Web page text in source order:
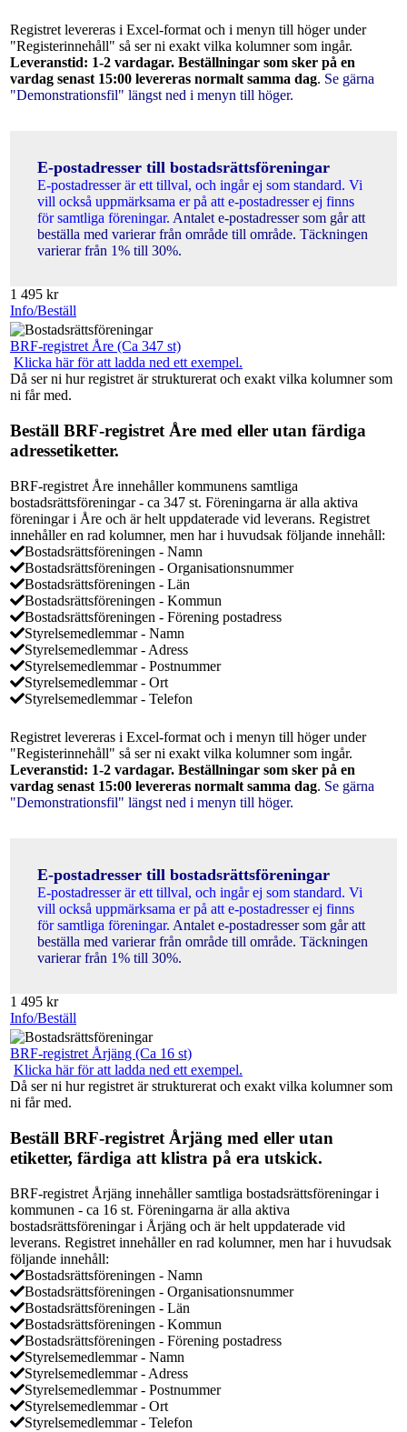
Registret levereras i Excel-format och i menyn till höger under
"Registerinnehåll" så ser ni exakt vilka kolumner som ingår.
Leveranstid: 1-2 vardagar. Beställningar som sker på en
vardag senast 15:00 levereras normalt samma dag. Se gärna
"Demonstrationsfil" längst ned i menyn till höger.
E-postadresser till bostadsrättsföreningar
E-postadresser är ett tillval, och ingår ej som standard. Vi
vill också uppmärksama er på att e-postadresser ej finns
för samtliga föreningar. Antalet e-postadresser som går att
beställa med varierar från område till område. Täckningen
varierar från 1% till 30%.
1 495 kr
Info/Beställ
BRF-registret Åre (Ca 347 st)
Klicka här för att ladda ned ett exempel.
Då ser ni hur registret är strukturerat och exakt vilka kolumner som
ni får med.
Beställ BRF-registret Åre med eller utan färdiga
adressetiketter.
BRF-registret Åre innehåller kommunens samtliga
bostadsrättsföreningar - ca 347 st. Föreningarna är alla aktiva
föreningar i Åre och är helt uppdaterade vid leverans. Registret
innehåller en rad kolumner, men har i huvudsak följande innehåll:
Bostadsrättsföreningen - Namn
Bostadsrättsföreningen - Organisationsnummer
Bostadsrättsföreningen - Län
Bostadsrättsföreningen - Kommun
Bostadsrättsföreningen - Förening postadress
Styrelsemedlemmar - Namn
Styrelsemedlemmar - Adress
Styrelsemedlemmar - Postnummer
Styrelsemedlemmar - Ort
Styrelsemedlemmar - Telefon
Registret levereras i Excel-format och i menyn till höger under
"Registerinnehåll" så ser ni exakt vilka kolumner som ingår.
Leveranstid: 1-2 vardagar. Beställningar som sker på en
vardag senast 15:00 levereras normalt samma dag. Se gärna
"Demonstrationsfil" längst ned i menyn till höger.
E-postadresser till bostadsrättsföreningar
E-postadresser är ett tillval, och ingår ej som standard. Vi
vill också uppmärksama er på att e-postadresser ej finns
för samtliga föreningar. Antalet e-postadresser som går att
beställa med varierar från område till område. Täckningen
varierar från 1% till 30%.
1 495 kr
Info/Beställ
BRF-registret Årjäng (Ca 16 st)
Klicka här för att ladda ned ett exempel.
Då ser ni hur registret är strukturerat och exakt vilka kolumner som
ni får med.
Beställ BRF-registret Årjäng med eller utan
etiketter, färdiga att klistra på era utskick.
BRF-registret Årjäng innehåller samtliga bostadsrättsföreningar i
kommunen - ca 16 st. Föreningarna är alla aktiva
bostadsrättsföreningar i Årjäng och är helt uppdaterade vid
leverans. Registret innehåller en rad kolumner, men har i huvudsak
följande innehåll:
Bostadsrättsföreningen - Namn
Bostadsrättsföreningen - Organisationsnummer
Bostadsrättsföreningen - Län
Bostadsrättsföreningen - Kommun
Bostadsrättsföreningen - Förening postadress
Styrelsemedlemmar - Namn
Styrelsemedlemmar - Adress
Styrelsemedlemmar - Postnummer
Styrelsemedlemmar - Ort
Styrelsemedlemmar - Telefon